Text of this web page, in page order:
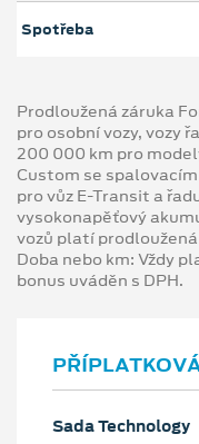
Spotřeba
Prodloužená záruka
pro osobní vozy, vozy
200 000 km pro
Custom se
pro vůz E-Transit a
vysokonapěťový
vozů platí
Doba nebo km: Vždy
bonus uváděn s DPH.
Sada Technology